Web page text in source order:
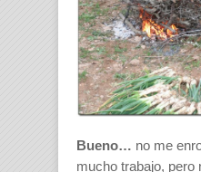
Bueno… no me
mucho trabajo, pero